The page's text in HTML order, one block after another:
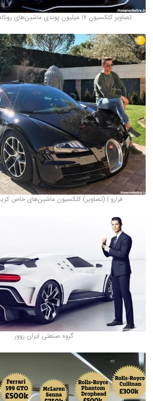
تصاویر کلکسیون ۱۷ میلیون پوندی ماشین‌های رونالدو/ CR7 عشق ...
فرارو | (تصاویر) کلکسیون ماشین‌های خاص
گروه صنعتی ایران روور